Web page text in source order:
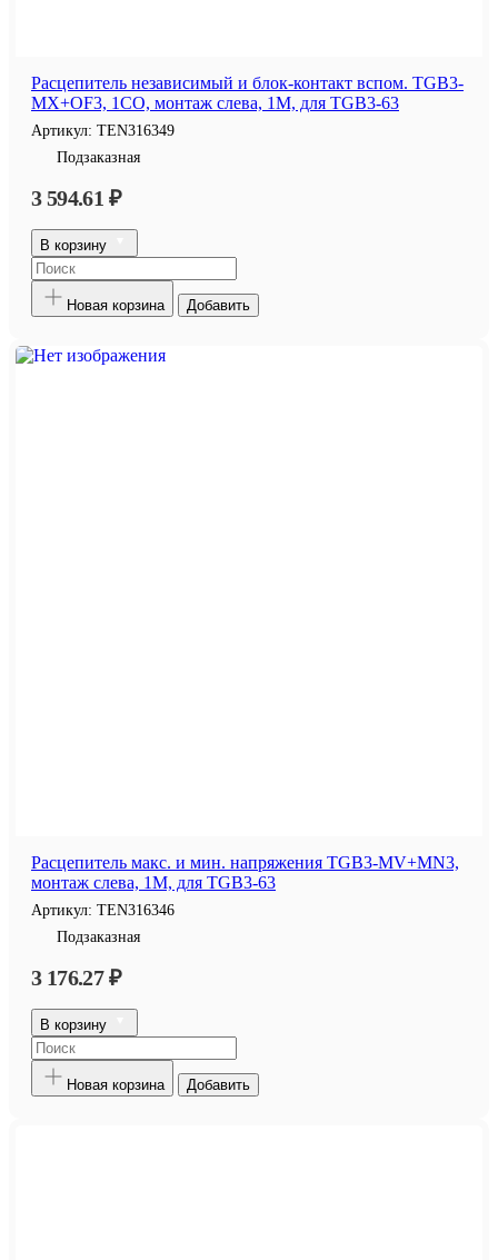
Расцепитель независимый и блок-контакт вспом. TGB3-
MX+OF3, 1CO, монтаж слева, 1M, для TGB3-63
Артикул: TEN316349
Подзаказная
3 594.61 ₽
В корзину
Новая корзина Добавить
Расцепитель макс. и мин. напряжения TGB3-MV+MN3,
монтаж слева, 1M, для TGB3-63
Артикул: TEN316346
Подзаказная
3 176.27 ₽
В корзину
Новая корзина Добавить